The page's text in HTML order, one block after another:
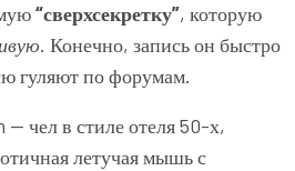
“сверхсекретку”, которую
. Конечно, запись он быстро
гуляют по форумам.
— чел в стиле отеля 50-х,
летучая мышь с